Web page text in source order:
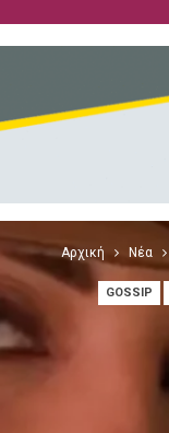
Αρχική Νέα
GOSSIP